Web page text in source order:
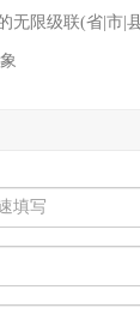
无限级联(省|市|